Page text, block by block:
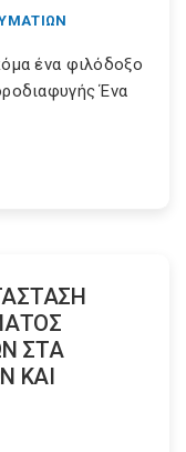
ένα φιλόδοξο
Ένα
ΣΤΑ
ΚΑΙ